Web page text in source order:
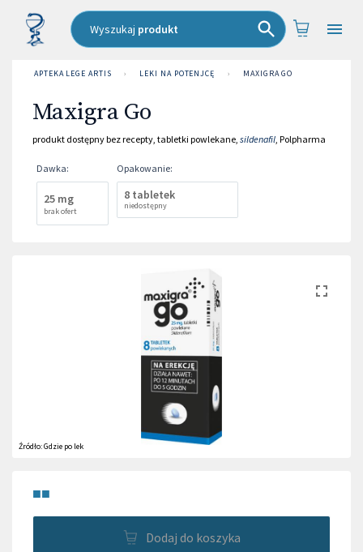
Wyszukaj produkt
APTEKA LEGE ARTIS › LEKI NA POTENJCĘ › MAXIGRA GO
Maxigra Go
produkt dostępny bez recepty, tabletki powlekane, sildenafil, Polpharma
Dawka:
25 mg
brak ofert
Opakowanie:
8 tabletek
niedostępny
Źródło:Gdzie po lek
■■
Dodaj do koszyka